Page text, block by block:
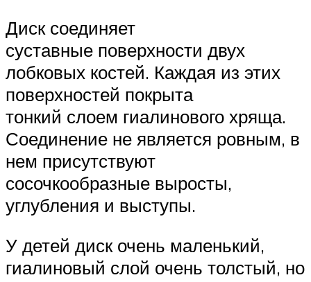
Диск соединяет
суставные поверхности двух
лобковых костей. Каждая из этих
поверхностей покрыта
тонкий слоем гиалинового хряща.
Соединение не является ровным, в
нем присутствуют
сосочкообразные выросты,
углубления и выступы.
У детей диск очень маленький,
гиалиновый слой очень толстый, но